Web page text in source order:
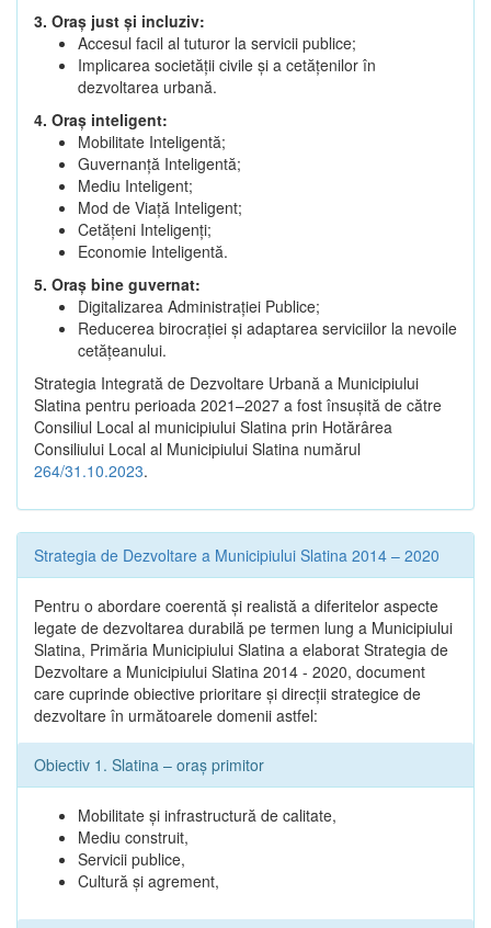
3. Oraș just și incluziv:
Accesul facil al tuturor la servicii publice;
Implicarea societății civile și a cetățenilor în
dezvoltarea urbană.
4. Oraș inteligent:
Mobilitate Inteligentă;
Guvernanță Inteligentă;
Mediu Inteligent;
Mod de Viață Inteligent;
Cetățeni Inteligenți;
Economie Inteligentă.
5. Oraș bine guvernat:
Digitalizarea Administrației Publice;
Reducerea birocrației și adaptarea serviciilor la nevoile
cetățeanului.
Strategia Integrată de Dezvoltare Urbană a Municipiului
Slatina pentru perioada 2021–2027 a fost însuşită de către
Consiliul Local al municipiului Slatina prin Hotărârea
Consiliului Local al Municipiului Slatina numărul
264/31.10.2023.
Strategia de Dezvoltare a Municipiului Slatina 2014 – 2020
Pentru o abordare coerentă şi realistă a diferitelor aspecte
legate de dezvoltarea durabilă pe termen lung a Municipiului
Slatina, Primăria Municipiului Slatina a elaborat Strategia de
Dezvoltare a Municipiului Slatina 2014 - 2020, document
care cuprinde obiective prioritare şi direcţii strategice de
dezvoltare în următoarele domenii astfel:
Obiectiv 1. Slatina – oraş primitor
Mobilitate şi infrastructură de calitate,
Mediu construit,
Servicii publice,
Cultură şi agrement,